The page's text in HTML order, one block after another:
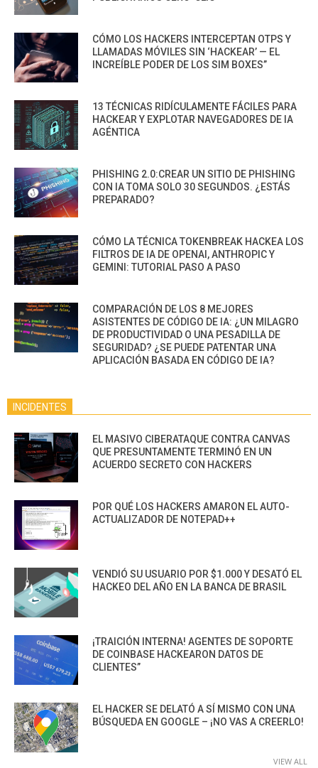
CÓMO LOS HACKERS INTERCEPTAN OTPS Y
LLAMADAS MÓVILES SIN ‘HACKEAR’ — EL
INCREÍBLE PODER DE LOS SIM BOXES”
13 TÉCNICAS RIDÍCULAMENTE FÁCILES PARA
HACKEAR Y EXPLOTAR NAVEGADORES DE IA
AGÉNTICA
PHISHING 2.0:CREAR UN SITIO DE PHISHING
CON IA TOMA SOLO 30 SEGUNDOS. ¿ESTÁS
PREPARADO?
CÓMO LA TÉCNICA TOKENBREAK HACKEA LOS
FILTROS DE IA DE OPENAI, ANTHROPIC Y
GEMINI: TUTORIAL PASO A PASO
COMPARACIÓN DE LOS 8 MEJORES
ASISTENTES DE CÓDIGO DE IA: ¿UN MILAGRO
DE PRODUCTIVIDAD O UNA PESADILLA DE
SEGURIDAD? ¿SE PUEDE PATENTAR UNA
APLICACIÓN BASADA EN CÓDIGO DE IA?
INCIDENTES
EL MASIVO CIBERATAQUE CONTRA CANVAS
QUE PRESUNTAMENTE TERMINÓ EN UN
ACUERDO SECRETO CON HACKERS
POR QUÉ LOS HACKERS AMARON EL AUTO-
ACTUALIZADOR DE NOTEPAD++
VENDIÓ SU USUARIO POR $1.000 Y DESATÓ EL
HACKEO DEL AÑO EN LA BANCA DE BRASIL
¡TRAICIÓN INTERNA! AGENTES DE SOPORTE
DE COINBASE HACKEARON DATOS DE
CLIENTES”
EL HACKER SE DELATÓ A SÍ MISMO CON UNA
BÚSQUEDA EN GOOGLE – ¡NO VAS A CREERLO!
VIEW ALL